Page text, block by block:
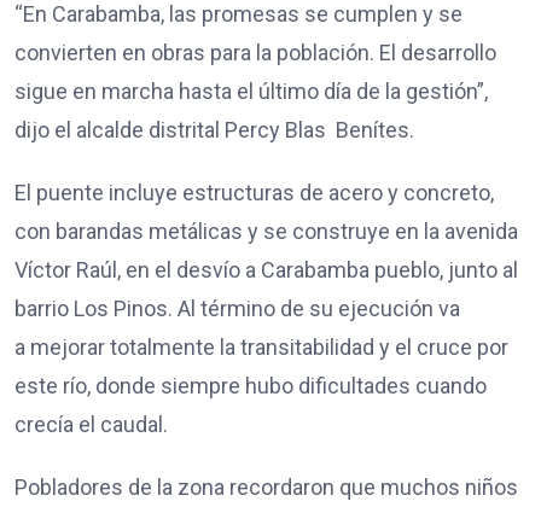
“En Carabamba, las promesas se cumplen y se
convierten en obras para la población. El desarrollo
sigue en marcha hasta el último día de la gestión”,
dijo el alcalde distrital Percy Blas Benítes.
El puente incluye estructuras de acero y concreto,
con barandas metálicas y se construye en la avenida
Víctor Raúl, en el desvío a Carabamba pueblo, junto al
barrio Los Pinos. Al término de su ejecución va
a mejorar totalmente la transitabilidad y el cruce por
este río, donde siempre hubo dificultades cuando
crecía el caudal.
Pobladores de la zona recordaron que muchos niños